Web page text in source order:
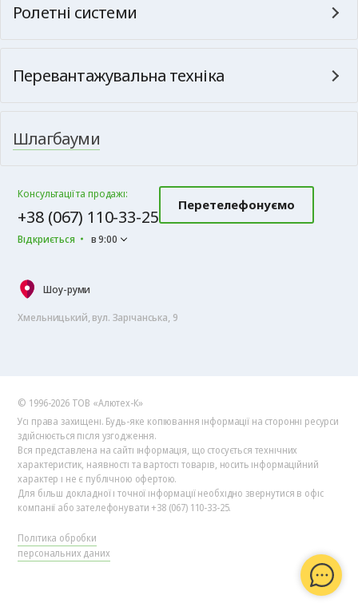
Ролетні системи
Перевантажувальна техніка
Шлагбауми
Консультації та продажі:
+38 (067) 110-33-25
Відкриється в 9:00
Перетелефонуємо
Шоу-руми
Хмельницький, вул. Зарічанська, 9
© 1996-2026 ТОВ «Алютех‑К»
Усі права захищені. Будь-яке копіювання інформації на сторонні ресурси
здійснюється після узгодження.
Вся представлена на сайті інформація, що стосується технічних
характеристик, наявності та вартості товарів, носить інформаційний
характер і не є публічною офертою.
Для більш докладної і точної інформації необхідно звернутися в офіс
компанії або зателефонувати +38 (067) 110-33-25.
Політика обробки
персональних даних